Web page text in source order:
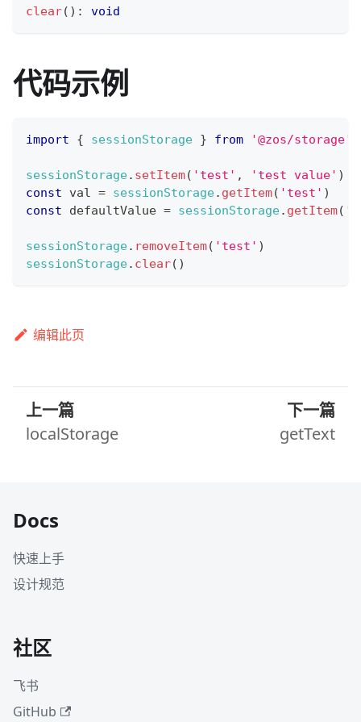
clear( ) : void
代码示例
import { sessionStorage } from '@zos/storage'
sessionStorage. setItem( 'test' , 'test value' )
const val = sessionStorage. getItem( 'test' )
const defaultValue = sessionStorage. getItem(
sessionStorage. removeItem( 'test' )
sessionStorage. clear( )
编辑此页
上一篇
localStorage
下一篇
getText
Docs
快速上手
设计规范
社区
飞书
GitHub